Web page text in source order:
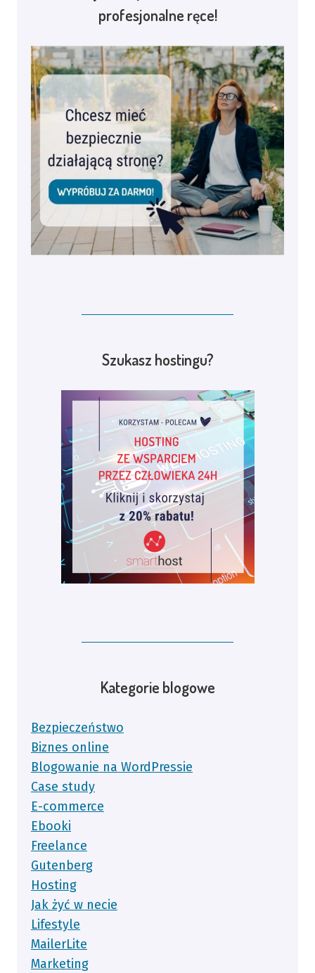
profesjonalne ręce!
Szukasz hostingu?
Kategorie blogowe
Bezpieczeństwo
Biznes online
Blogowanie na WordPressie
Case study
E-commerce
Ebooki
Freelance
Gutenberg
Hosting
Jak żyć w necie
Lifestyle
MailerLite
Marketing